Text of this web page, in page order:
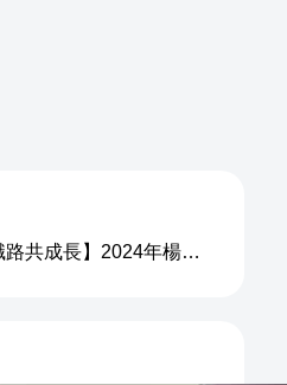
【青春不止步，職路共成長】2024年楊浦區江浦路街道&平涼路街道青年求職能力實訓營圓滿結營